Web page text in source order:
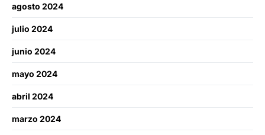
agosto 2024
julio 2024
junio 2024
mayo 2024
abril 2024
marzo 2024